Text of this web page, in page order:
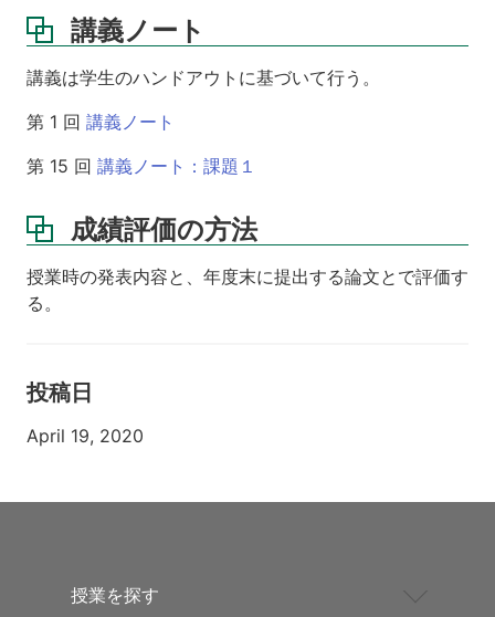
講義ノート
講義は学生のハンドアウトに基づいて行う。
第 1 回 講義ノート
第 15 回 講義ノート：課題１
成績評価の方法
授業時の発表内容と、年度末に提出する論文とで評価す
る。
投稿日
April 19, 2020
授業を探す